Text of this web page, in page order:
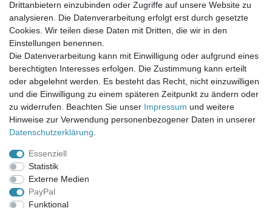
Mein Merkzettel
Mein Konto
UNSER LADENGESCHÄFT
Gottlieb-Daimler-Str. 10
33334 Gütersloh
ÖFFNUNGSZEITEN
Montag - Dienstag: 8.00 - 18.00 Uhr, Mittwoch Ruhetag,
Donnerstag: 8.00 - 18.00 Uhr, Freitag 8.00 - 14.00 Uhr
KUNDENSERVICE
Telefon: (05241) 403 22 38
E-Mail: info@stoffamstueck.de
Drittanbietern einzubinden oder Zugriffe auf unsere Website zu
analysieren. Die Datenverarbeitung erfolgt erst durch gesetzte
Cookies. Wir teilen diese Daten mit Dritten, die wir in den
Einstellungen benennen.
Die Datenverarbeitung kann mit Einwilligung oder aufgrund eines
berechtigten Interesses erfolgen. Die Zustimmung kann erteilt
oder abgelehnt werden. Es besteht das Recht, nicht einzuwilligen
und die Einwilligung zu einem späteren Zeitpunkt zu ändern oder
zu widerrufen. Beachten Sie unser Impressum und weitere
Hinweise zur Verwendung personenbezogener Daten in unserer
Daten­schutz­erklärung
Essenziell
Statistik
Externe Medien
PayPal
Funktional